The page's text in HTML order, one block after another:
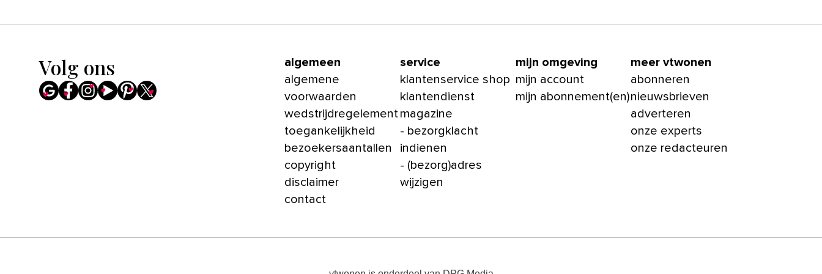
Volg ons
algemeen
algemene
voorwaarden
wedstrijdregelement
toegankelijkheid
bezoekersaantallen
copyright
disclaimer
contact
service
klantenservice shop
klantendienst
magazine
- bezorgklacht
indienen
- (bezorg)adres
wijzigen
mijn omgeving
mijn account
mijn abonnement(en)
meer vtwonen
abonneren
nieuwsbrieven
adverteren
onze experts
onze redacteuren